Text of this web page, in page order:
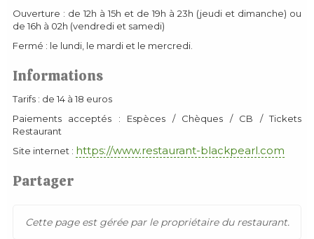
Ouverture : de 12h à 15h et de 19h à 23h (jeudi et dimanche) ou
de 16h à 02h (vendredi et samedi)
Fermé : le lundi, le mardi et le mercredi.
Informations
Tarifs : de 14 à 18 euros
Paiements acceptés : Espèces / Chèques / CB / Tickets
Restaurant
Site internet : https://www.restaurant-blackpearl.com
Partager
Cette page est gérée par le propriétaire du restaurant.